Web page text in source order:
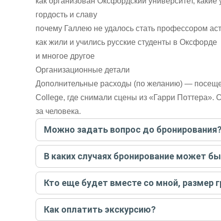
гордость и славу
почему Галлею не удалось стать профессором
как жили и учились русские студенты в Оксфорде
и многое другое
Организационные детали
Дополнительные расходы (по желанию) —
College, где снимали сцены из «Гарри Поттера».
за человека.
Можно задать вопрос до бронирования?
Достаточно перейти по ссылке «Задать вопрос» и
бронируйте экскурсию.Задать вопрос.
В каких случаях бронирование может
Только в случае неблагоприятных погодных
вас об отмене, а мы вернем предоплату на карту. Во
Кто еще будет вместе со мной, размер
Если экскурсия индивидуальная, гид проведет
условий конкретной экскурсии.
Как оплатить экскурсию?